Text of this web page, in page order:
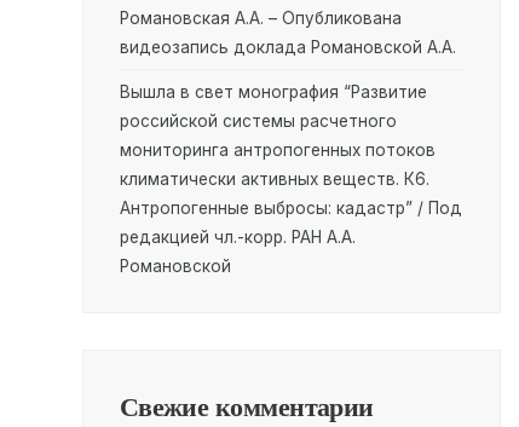
Романовская А.А. – Опубликована
видеозапись доклада Романовской А.А.
Вышла в свет монография “Развитие
российской системы расчетного
мониторинга антропогенных потоков
климатически активных веществ. К6.
Антропогенные выбросы: кадастр” / Под
редакцией чл.-корр. РАН А.А.
Романовской
Свежие комментарии